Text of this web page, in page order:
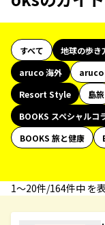
すべて 地球の歩き
aruco 海外
aruco
Resort Style
島旅
BOOKS スペシャルコ
BOOKS 旅と健康
1〜20件/164件中 を